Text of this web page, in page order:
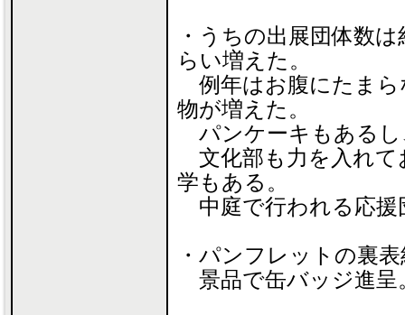
・うちの出展団体数
らい増えた。
例年はお腹にたまら
物が増えた。
パンケーキもあるし
文化部も力を入れて
学もある。
中庭で行われる応援
・パンフレットの裏
景品で缶バッジ進呈